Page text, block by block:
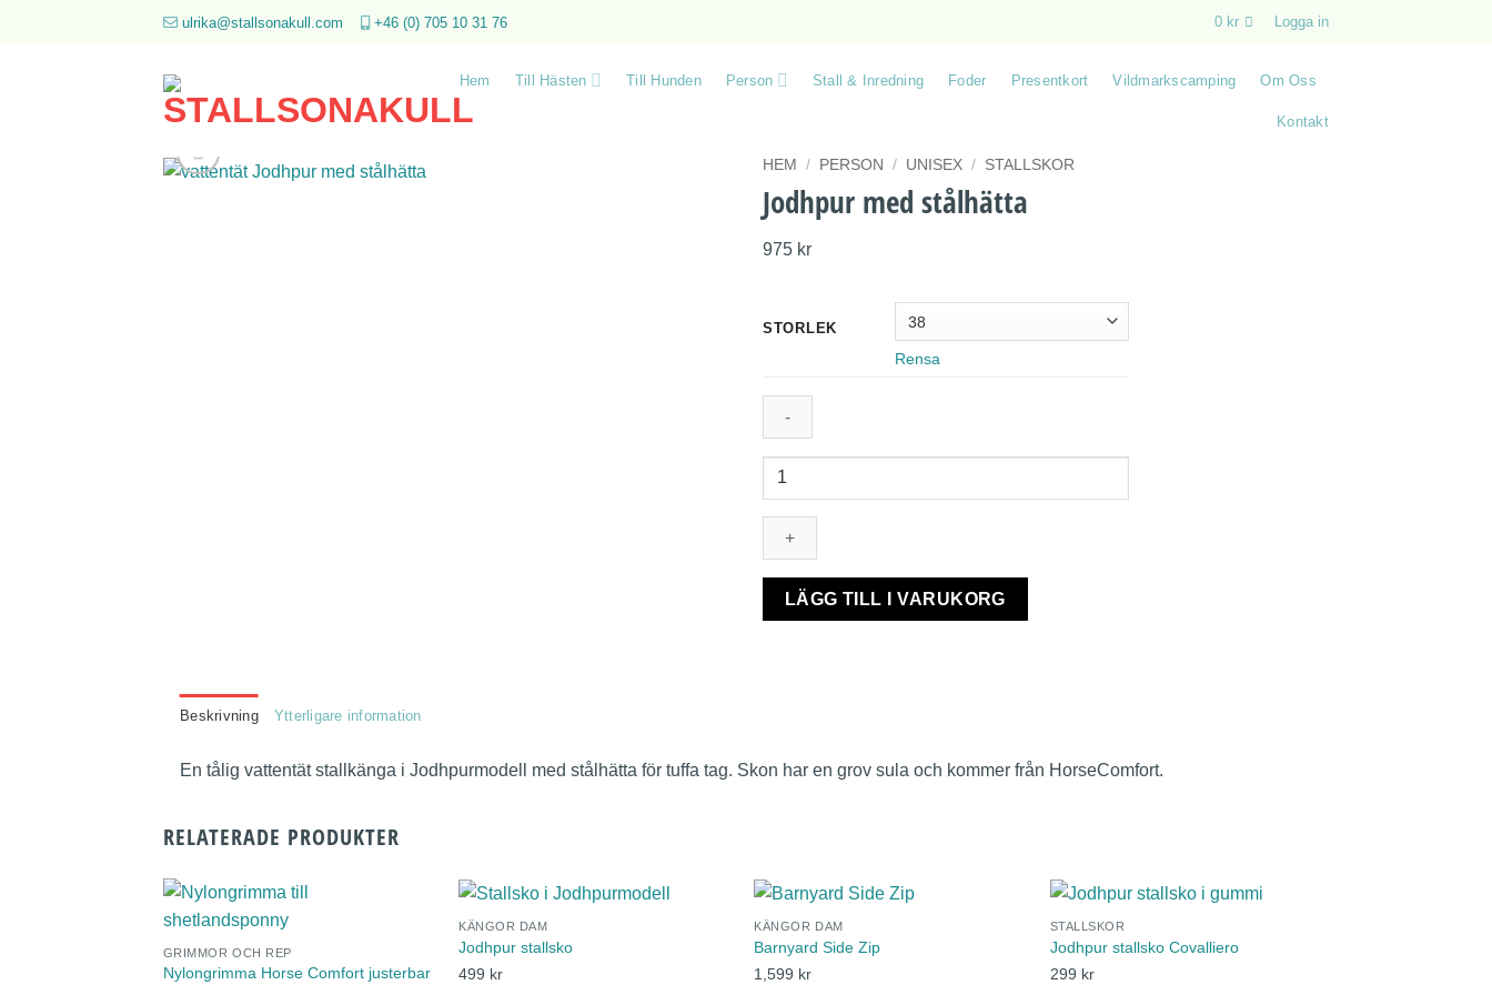
ulrika@stallsonakull.com +46 (0) 705 10 31 76 0 kr Logga in
Hem Till Hästen Till Hunden Person Stall & Inredning Foder Presentkort Vildmarkscamping Om Oss
Kontakt
HEM / PERSON / UNISEX / STALLSKOR
Jodhpur med stålhätta
975 kr
STORLEK
Rensa
Jodhpur
stålhätta
mängd
LÄGG TILL I VARUKORG
Beskrivning Ytterligare information
En tålig vattentät stallkänga i Jodhpurmodell med stålhätta för tuffa tag. Skon har en grov sula och kommer från HorseComfort.
RELATERADE PRODUKTER
GRIMMOR OCH REP
Nylongrimma Horse Comfort justerbar
KÄNGOR DAM
Jodhpur stallsko
499 kr
KÄNGOR DAM
Barnyard Side Zip
1,599 kr
STALLSKOR
Jodhpur stallsko Covalliero
299 kr